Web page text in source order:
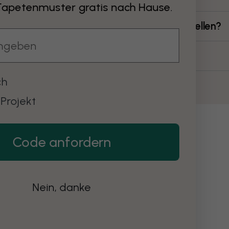
Leinwand aus meinem eigenen Bild erstellen?
Leinwand selbst montieren?
gratis nach Hause.
Code anfordern
Nein, danke